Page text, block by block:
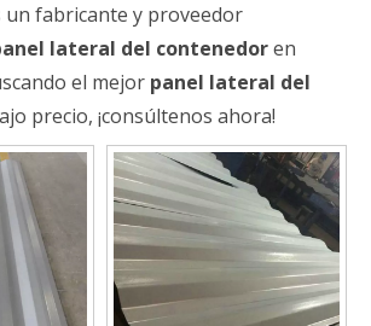
un fabricante y proveedor
lateral del contenedoren
el mejor panel lateral del
precio, ¡consúltenos ahora!